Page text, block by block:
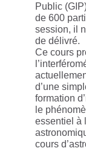
Public
de 600
session, il
de délivré.
Ce cours
d’une
formation
le
essentiel à
cours